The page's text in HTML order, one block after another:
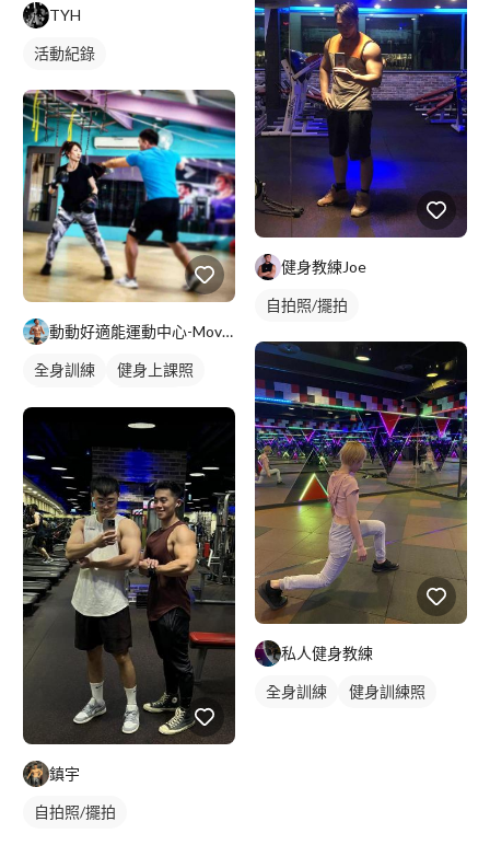
TYH
活動紀錄
動動好適能運動中心-Move Well
全身訓練
健身上課照
拳擊課程
鎮宇
自拍照/擺拍
健身教練Joe
自拍照/擺拍
私人健身教練
全身訓練 健身訓練照